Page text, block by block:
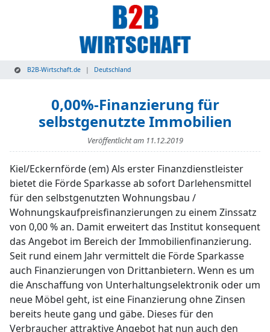
B2B-Wirtschaft.de Deutschland
0,00%-Finanzierung für
selbstgenutzte Immobilien
Veröffentlicht am 11.12.2019
Kiel/Eckernförde (em) Als erster Finanzdienstleister
bietet die Förde Sparkasse ab sofort Darlehensmittel
für den selbstgenutzten Wohnungsbau /
Wohnungskaufpreisfinanzierungen zu einem Zinssatz
von 0,00 % an. Damit erweitert das Institut konsequent
das Angebot im Bereich der Immobilienfinanzierung.
Seit rund einem Jahr vermittelt die Förde Sparkasse
auch Finanzierungen von Drittanbietern. Wenn es um
die Anschaffung von Unterhaltungselektronik oder um
neue Möbel geht, ist eine Finanzierung ohne Zinsen
bereits heute gang und gäbe. Dieses für den
Verbraucher attraktive Angebot hat nun auch den